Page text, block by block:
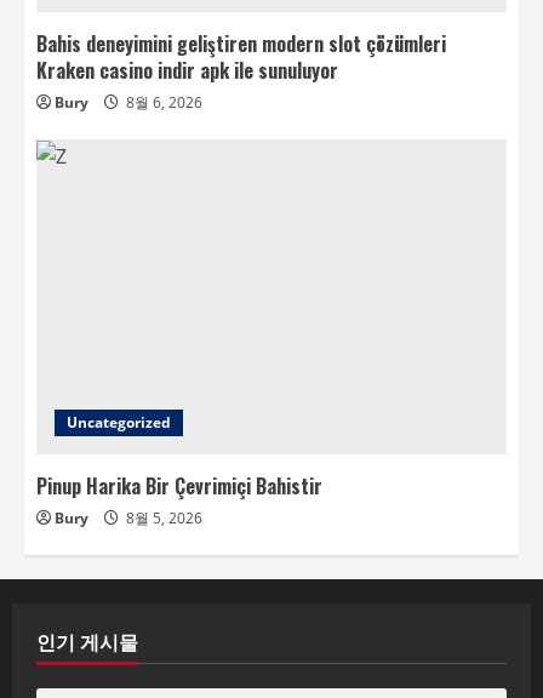
Bahis deneyimini geliştiren modern slot çözümleri
Kraken casino indir apk ile sunuluyor
Bury 8월 6, 2026
Uncategorized
Pinup Harika Bir Çevrimiçi Bahistir
Bury 8월 5, 2026
인기 게시물